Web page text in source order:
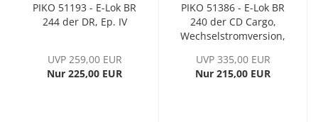
PIKO 51193 - E-Lok BR
244 der DR, Ep. IV
UVP 259,00 EUR
Nur 225,00 EUR
PIKO 51386 - E-Lok BR
240 der CD Cargo,
Wechselstromversion,
Sound-Decoder
UVP 335,00 EUR
Nur 215,00 EUR